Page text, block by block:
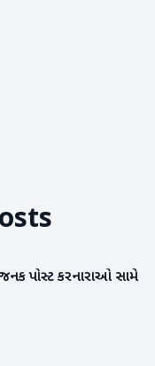
પોસ્ટ કરનારાઓ સામે